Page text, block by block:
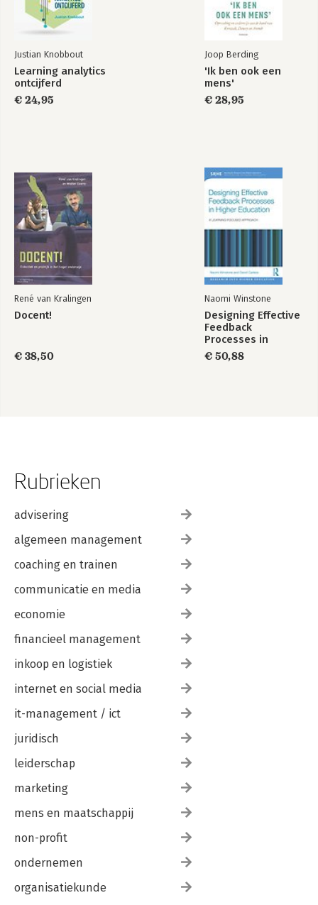
Justian Knobbout
Learning analytics
ontcijferd
€ 24,95
Joop Berding
'Ik ben ook een
mens'
€ 28,95
René van Kralingen
Docent!
€ 38,50
Naomi Winstone
Designing Effective
Feedback
Processes in
Higher Education
€ 50,88
Rubrieken
advisering
algemeen management
coaching en trainen
communicatie en media
economie
financieel management
inkoop en logistiek
internet en social media
it-management / ict
juridisch
leiderschap
marketing
mens en maatschappij
non-profit
ondernemen
organisatiekunde